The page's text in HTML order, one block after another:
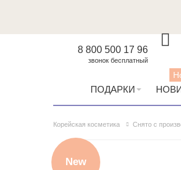
8 800 500 17 96
звонок бесплатный
ПОДАРКИ
Корейская косметика Снято с
New